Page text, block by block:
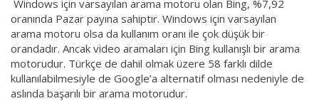
Windows için varsayılan arama motoru olan Bing, %7,92
oranında Pazar payına sahiptir. Windows için varsayılan
arama motoru olsa da kullanım oranı ile çok düşük bir
orandadır. Ancak video aramaları için Bing kullanışlı bir arama
motorudur. Türkçe de dahil olmak üzere 58 farklı dilde
kullanılabilmesiyle de Google’a alternatif olması nedeniyle de
aslında başarılı bir arama motorudur.